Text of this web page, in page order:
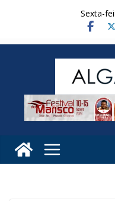
Sexta-